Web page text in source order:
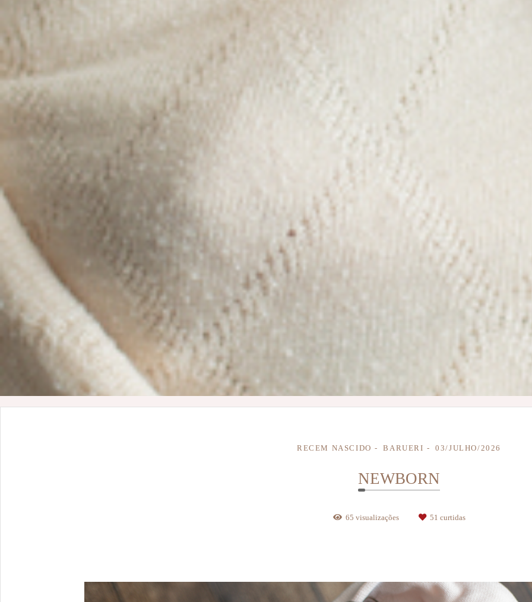
RECEM NASCIDO BARUERI 03/JULHO/2026
NEWBORN
65 visualizações 51 curtidas